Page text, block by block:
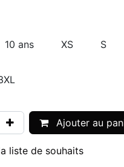
10 ans XS S
Ajouter au
liste de souhaits